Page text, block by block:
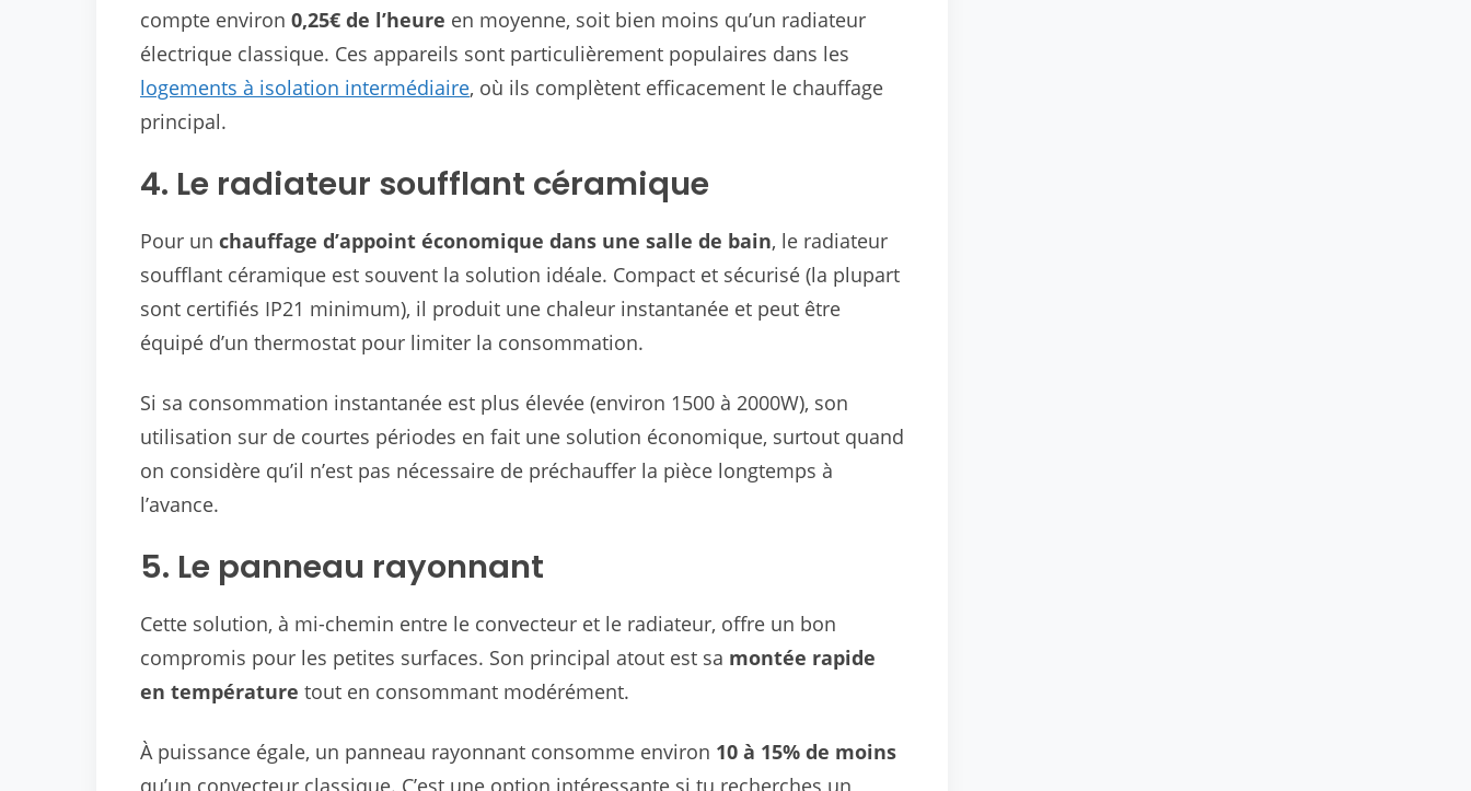
compte environ 0,25€ de l’heure en moyenne, soit bien moins qu’un radiateur
électrique classique. Ces appareils sont particulièrement populaires dans les
logements à isolation intermédiaire, où ils complètent efficacement le chauffage
principal.
4. Le radiateur soufflant céramique
Pour un chauffage d’appoint économique dans une salle de bain, le radiateur
soufflant céramique est souvent la solution idéale. Compact et sécurisé (la plupart
sont certifiés IP21 minimum), il produit une chaleur instantanée et peut être
équipé d’un thermostat pour limiter la consommation.
Si sa consommation instantanée est plus élevée (environ 1500 à 2000W), son
utilisation sur de courtes périodes en fait une solution économique, surtout quand
on considère qu’il n’est pas nécessaire de préchauffer la pièce longtemps à
l’avance.
5. Le panneau rayonnant
Cette solution, à mi-chemin entre le convecteur et le radiateur, offre un bon
compromis pour les petites surfaces. Son principal atout est sa montée rapide
en température tout en consommant modérément.
À puissance égale, un panneau rayonnant consomme environ 10 à 15% de moins
qu’un convecteur classique. C’est une option intéressante si tu recherches un